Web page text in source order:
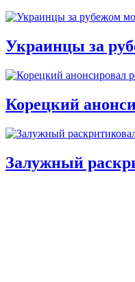
Украинцы за
Корецкий
Залужный